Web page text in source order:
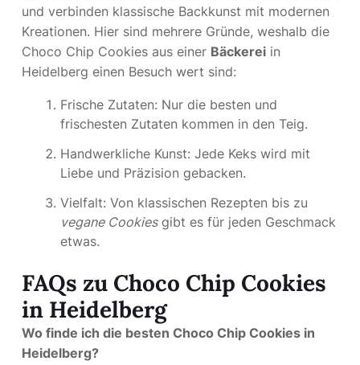
und verbinden klassische Backkunst mit modernen
Kreationen. Hier sind mehrere Gründe, weshalb die
Choco Chip Cookies aus einer Bäckerei in
Heidelberg einen Besuch wert sind:
Frische Zutaten: Nur die besten und
frischesten Zutaten kommen in den Teig.
Handwerkliche Kunst: Jede Keks wird mit
Liebe und Präzision gebacken.
Vielfalt: Von klassischen Rezepten bis zu
vegane Cookiesgibt es für jeden Geschmack
etwas.
FAQs zu Choco Chip Cookies
in Heidelberg
Wo finde ich die besten Choco Chip Cookies in
Heidelberg?